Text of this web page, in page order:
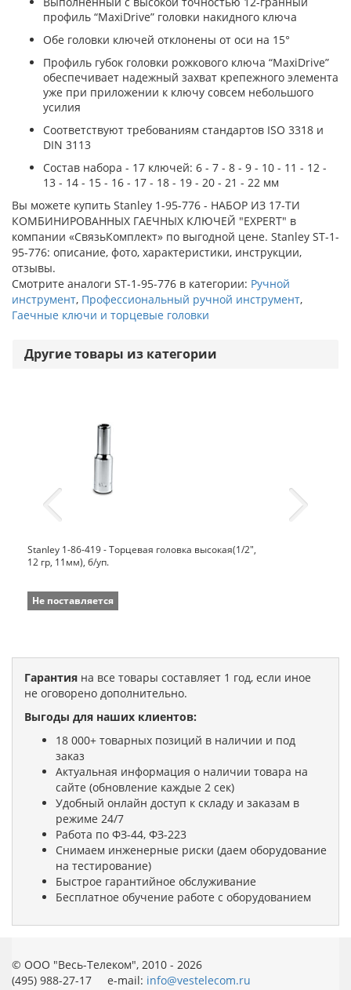
профиль “MaxiDrive” головки накидного ключа
Обе головки ключей отклонены от оси на 15°
Профиль губок головки рожкового ключа “MaxiDrive”
обеспечивает надежный захват крепежного элемента
уже при приложении к ключу совсем небольшого
усилия
Соответствуют требованиям стандартов ISO 3318 и
DIN 3113
Состав набора - 17 ключей: 6 - 7 - 8 - 9 - 10 - 11 - 12 -
13 - 14 - 15 - 16 - 17 - 18 - 19 - 20 - 21 - 22 мм
Вы можете купить Stanley 1-95-776 - НАБОР ИЗ 17-ТИ
КОМБИНИРОВАННЫХ ГАЕЧНЫХ КЛЮЧЕЙ "EXPERT" в
компании «СвязьКомплект» по выгодной цене. Stanley ST-1-
95-776: описание, фото, характеристики, инструкции,
отзывы.
Смотрите аналоги ST-1-95-776 в категории: Ручной
инструмент, Профессиональный ручной инструмент,
Гаечные ключи и торцевые головки
Другие товары из категории
Stanley 1-86-419 - Торцевая головка высокая(1/2",
12 гр, 11мм), б/уп.
Не поставляется
Гарантия на все товары составляет 1 год, если иное
не оговорено дополнительно.
Выгоды для наших клиентов:
18 000+ товарных позиций в наличии и под
заказ
Актуальная информация о наличии товара на
сайте (обновление каждые 2 сек)
Удобный онлайн доступ к складу и заказам в
режиме 24/7
Работа по ФЗ-44, ФЗ-223
Снимаем инженерные риски (даем оборудование
на тестирование)
Быстрое гарантийное обслуживание
Бесплатное обучение работе с оборудованием
© ООО "Весь-Телеком", 2010 - 2026
(495) 988-27-17 e-mail: info@vestelecom.ru